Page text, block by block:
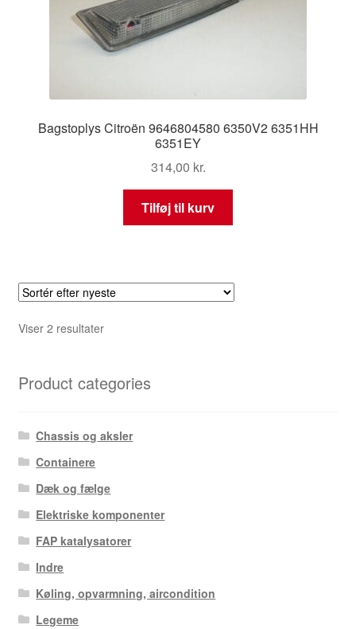
Bagstoplys Citroën 9646804580 6350V2 6351HH
6351EY
314,00 kr.
Tilføj til kurv
Viser 2 resultaterSorteret
Product categories
Chassis og aksler
Containere
Dæk og fælge
Elektriske komponenter
FAP katalysatorer
Indre
Køling, opvarmning, aircondition
Legeme